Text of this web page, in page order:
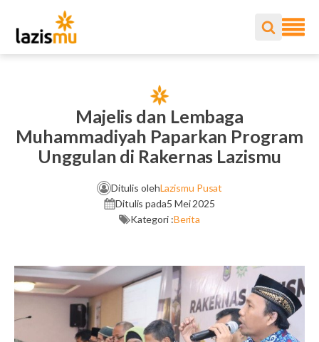
Majelis dan Lembaga
Muhammadiyah Paparkan Program
Unggulan di Rakernas Lazismu
Ditulis olehLazismu Pusat
Ditulis pada5 Mei 2025
Kategori :Berita